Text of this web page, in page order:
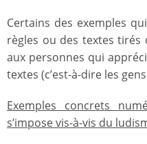
Certains des exemples
règles ou des textes tirés
aux personnes qui
textes (c’est-à-dire les
Exemples concrets
s’impose vis-à-vis du